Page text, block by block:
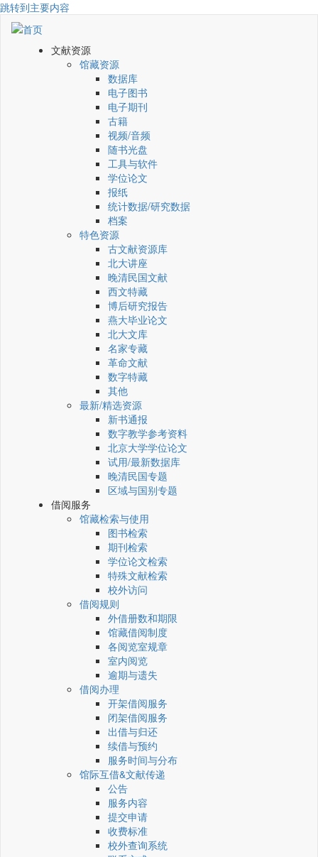
跳转到主要内容
文献资源
馆藏资源
数据库
电子图书
电子期刊
古籍
视频/音频
随书光盘
工具与软件
学位论文
报纸
统计数据/研究数据
档案
特色资源
古文献资源库
北大讲座
晚清民国文献
西文特藏
博后研究报告
燕大毕业论文
北大文库
名家专藏
革命文献
数字特藏
其他
最新/精选资源
新书通报
数字教学参考资料
北京大学学位论文
试用/最新数据库
晚清民国专题
区域与国别专题
借阅服务
馆藏检索与使用
图书检索
期刊检索
学位论文检索
特殊文献检索
校外访问
借阅规则
外借册数和期限
馆藏借阅制度
各阅览室规章
室内阅览
逾期与遗失
借阅办理
开架借阅服务
闭架借阅服务
出借与归还
续借与预约
服务时间与分布
馆际互借&文献传递
公告
服务内容
提交申请
收费标准
校外查询系统